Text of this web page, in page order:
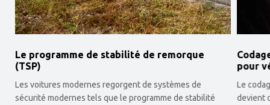
Le programme de stabilité de remorque
(TSP)
Les voitures modernes regorgent de systèmes de
sécurité modernes tels que le programme de stabilité
pour
Le
devient